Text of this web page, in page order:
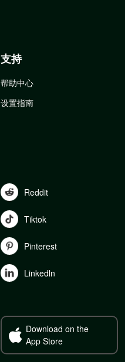
支持
帮助中心
设置指南
Reddit
Tiktok
Pinterest
Linkedln
Download on the
App Store